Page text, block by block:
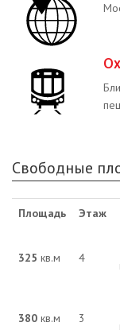
Свободные
Площадь Этаж
325 кв.м 4
380 кв.м 3